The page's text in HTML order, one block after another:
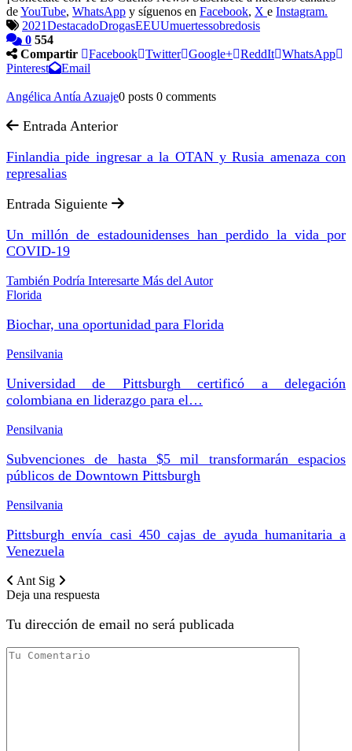
deYouTube, WhatsApp y síguenos en Facebook, X e Instagram.
2021DestacadoDrogasEEUUmuertessobredosis
0 554
Compartir
Facebook Twitter Google+ ReddIt WhatsApp
Pinterest
Email
Angélica Antía Azuaje0 posts 0 comments
Entrada Anterior
Finlandia pide ingresar a la OTAN y Rusia amenaza con
represalias
Entrada Siguiente
Un millón de estadounidenses han perdido la vida por
COVID-19
También Podría Interesarte Más del Autor
Florida
Biochar, una oportunidad para Florida
Pensilvania
Universidad de Pittsburgh certificó a delegación
colombiana en liderazgo para el…
Pensilvania
Subvenciones de hasta $5 mil transformarán espacios
públicos de Downtown Pittsburgh
Pensilvania
Pittsburgh envía casi 450 cajas de ayuda humanitaria a
Venezuela
Ant Sig
Deja una respuesta
Tu dirección de email no será publicada